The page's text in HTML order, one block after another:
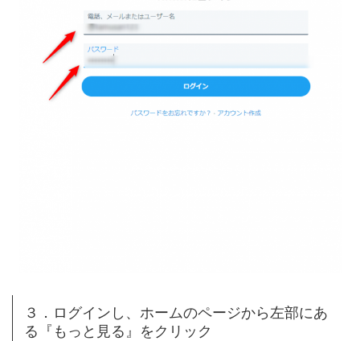
３．ログインし、ホームのページから左部にあ
る『もっと見る』をクリック